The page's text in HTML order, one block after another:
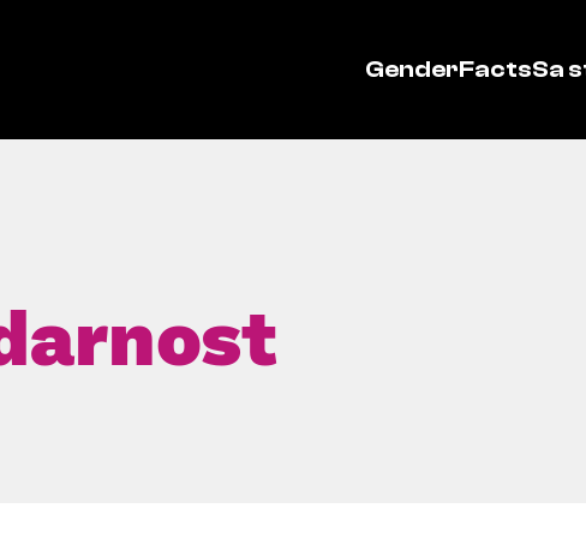
GenderFactsSa